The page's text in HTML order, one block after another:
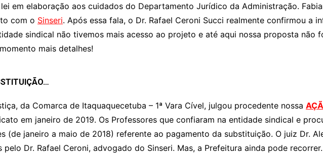
em elaboração aos cuidados do Departamento Jurídico da Administração.
com o Sinseri. Após essa fala, o Dr. Rafael Ceroni Succi realmente confirmou a
sindical não tivemos mais acesso ao projeto e até aqui nossa proposta não
mais detalhes!
da Comarca de Itaquaquecetuba – 1ª Vara Cível, julgou procedente nossa
em janeiro de 2019. Os Professores que confiaram na entidade sindical e
(de janeiro a maio de 2018) referente ao pagamento da substituição. O juiz Dr.
Dr. Rafael Ceroni, advogado do Sinseri. Mas, a Prefeitura ainda pode recorrer.